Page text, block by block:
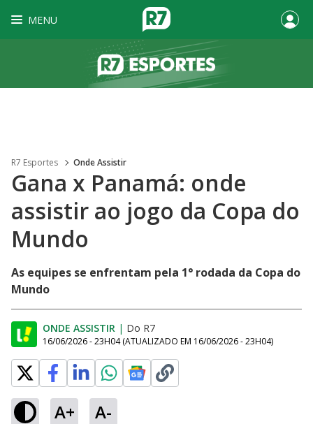
MENU
R7 Esportes Onde Assistir
Gana x Panamá: onde
assistir ao jogo da Copa do
Mundo
As equipes se enfrentam pela 1° rodada da Copa do
Mundo
ONDE ASSISTIR | Do R7
16/06/2026 - 23H04 (ATUALIZADO EM 16/06/2026 - 23H04)
A+ A-